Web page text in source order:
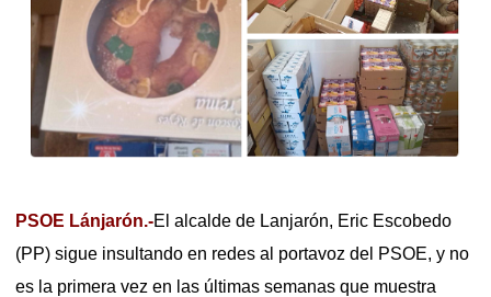
PSOE Lánjarón.-El alcalde de Lanjarón, Eric Escobedo
(PP) sigue insultando en redes al portavoz del PSOE, y no
es la primera vez en las últimas semanas que muestra